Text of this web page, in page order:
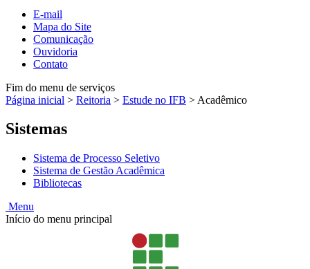
E-mail
Mapa do Site
Comunicação
Ouvidoria
Contato
Fim do menu de serviços
Página inicial > Reitoria > Estude no IFB > Acadêmico
Sistemas
Sistema de Processo Seletivo
Sistema de Gestão Acadêmica
Bibliotecas
Menu
Início do menu principal